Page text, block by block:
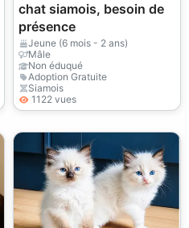
chat siamois, besoin de
présence
Jeune (6 mois - 2 ans)
Mâle
Non éduqué
Adoption Gratuite
Siamois
1122 vues